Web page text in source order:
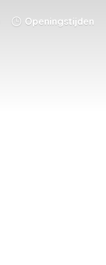
Openingstijden